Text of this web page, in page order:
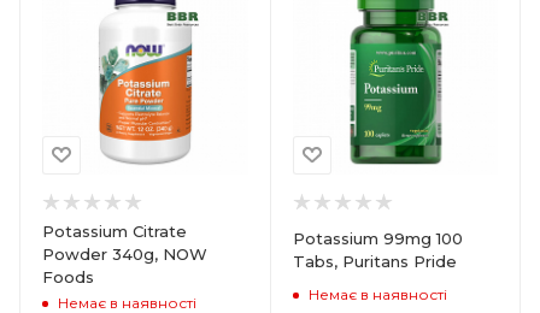
Potassium Citrate
Powder 340g, NOW
Foods
Немає в наявності
Potassium 99mg 100
Tabs, Puritans Pride
Немає в наявності